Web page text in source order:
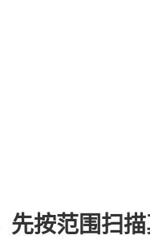
先按范围扫